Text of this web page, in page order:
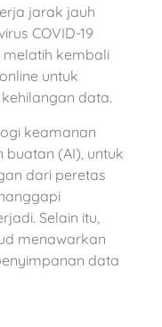
jarak jauh
COVID-19
kembali
untuk
data.
keamanan
buatan (AI), untuk
dari peretas
Selain itu,
menawarkan
data